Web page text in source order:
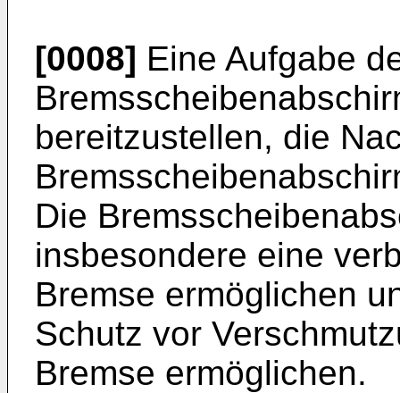
[0008] Eine Aufgabe
bereitzustellen, die
Die
insbesondere eine
Bremse ermöglichen
Schutz vor
Bremse ermöglichen.